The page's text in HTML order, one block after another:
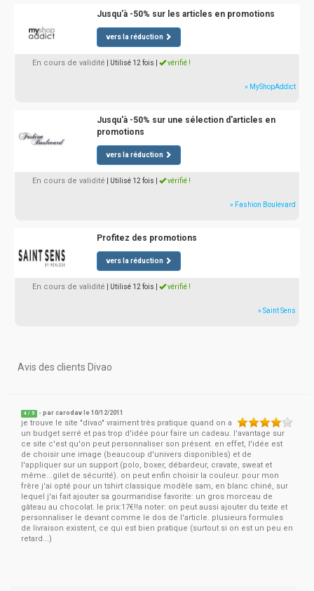
Jusqu'à -50% sur les articles en promotions
vers la réduction
En cours de validité | Utilisé 12 fois vérifié !
» MyShopAddict
Jusqu'à -50% sur une sélection d'articles en
promotions
vers la réduction
En cours de validité | Utilisé 12 fois vérifié !
» Fashion Boulevard
Profitez des promotions
vers la réduction
En cours de validité | Utilisé 12 fois vérifié !
» Saint Sens
Avis des clients Divao
4 / 5 - parcarodav le 10/12/2011
je trouve le site "divao" vraiment très pratique quand on a
un budget serré et pas trop d'idée pour faire un cadeau. l'avantage sur
ce site c'est qu'on peut personnaliser son présent. en effet, l'idée est
de choisir une image (beaucoup d'univers disponibles) et de
l'appliquer sur un support (polo, boxer, débardeur, cravate, sweat et
même...gilet de sécurité). on peut enfin choisir la couleur. pour mon
frère j'ai opté pour un tshirt classique modèle sam, en blanc chiné, sur
lequel j'ai fait ajouter sa gourmandise favorite: un gros morceau de
gâteau au chocolat. le prix:17€!!a noter: on peut aussi ajouter du texte et
personnaliser le devant comme le dos de l'article. plusieurs formules
de livraison existent, ce qui est bien pratique (surtout si on est un peu en
retard...)